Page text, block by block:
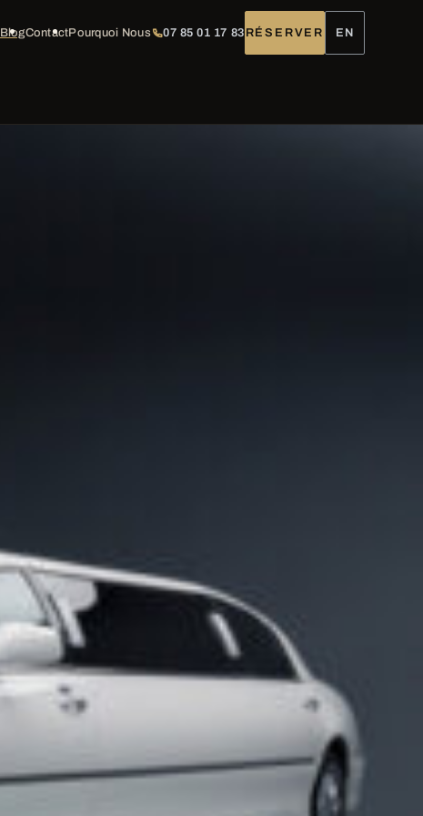
BlogContactPourquoi Nous 07 85 01 17 83 RÉSERVER EN